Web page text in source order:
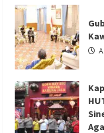
Berita Agama
Berita Sosial dan
PGPTS
Boen Hay Bio
Palang Pintu
Redaksi 01
Film
Terlaris
2026
Spider
Man
Brand
New
Day
Raup
Rp
20,6
T
dalam